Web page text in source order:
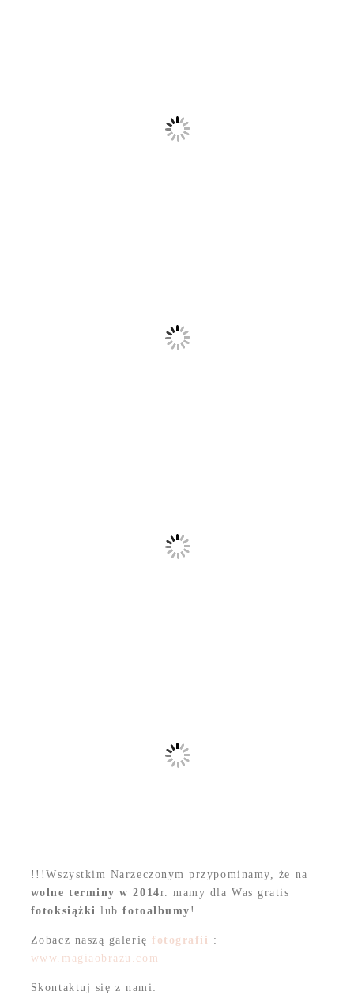
!!!Wszystkim Narzeczonym przypominamy, że na
wolne terminy w 2014r. mamy dla Was gratis
fotoksiążki lubfotoalbumy !
Zobacz naszą galerięfotografii :
www.magiaobrazu.com
Skontaktuj się z nami: